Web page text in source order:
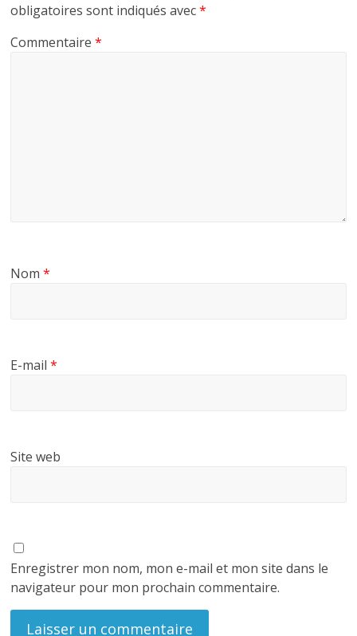
obligatoires sont indiqués avec*
Commentaire*
Nom*
E-mail*
Site web
Enregistrer mon nom, mon e-mail et mon site dans le
navigateur pour mon prochain commentaire.